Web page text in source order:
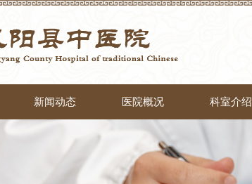
新闻动态 医院概况 科室介绍